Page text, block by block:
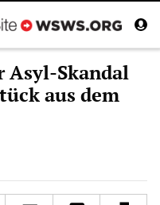
Skandal
aus dem